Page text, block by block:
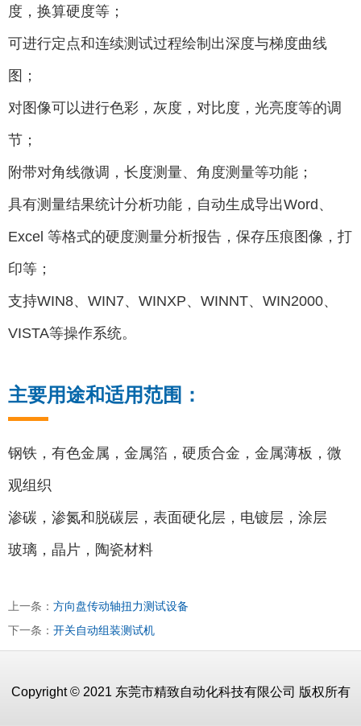
度，换算硬度等；
可进行定点和连续测试过程绘制出深度与梯度曲线
图；
对图像可以进行色彩，灰度，对比度，光亮度等的调
节；
附带对角线微调，长度测量、角度测量等功能；
具有测量结果统计分析功能，自动生成导出Word、
Excel 等格式的硬度测量分析报告，保存压痕图像，打
印等；
支持WIN8、WIN7、WINXP、WINNT、WIN2000、
VISTA等操作系统。
主要用途和适用范围：
钢铁，有色金属，金属箔，硬质合金，金属薄板，微
观组织
渗碳，渗氮和脱碳层，表面硬化层，电镀层，涂层
玻璃，晶片，陶瓷材料
上一条： 方向盘传动轴扭力测试设备
下一条： 开关自动组装测试机
Copyright © 2021 东莞市精致自动化科技有限公司 版权所有